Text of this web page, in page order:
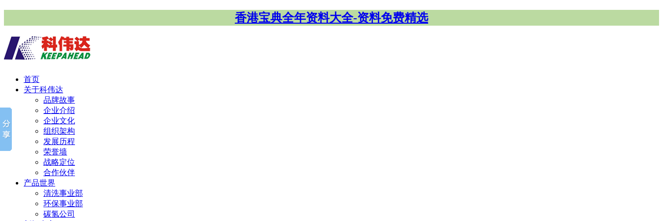
香港宝典全年资料大全-资料免费精选
首页
关于科伟达
品牌故事
企业介绍
企业文化
组织架构
发展历程
荣誉墙
战略定位
合作伙伴
产品世界
清洗事业部
环保事业部
碳氢公司